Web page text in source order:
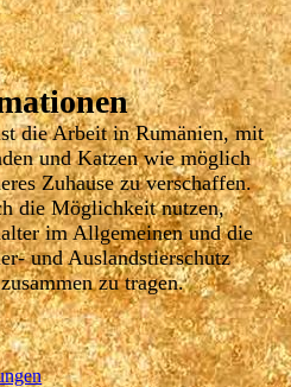
die Arbeit in Rumänien, mit
und Katzen wie möglich
Zuhause zu verschaffen.
die Möglichkeit nutzen,
im Allgemeinen und die
und Auslandstierschutz
zu tragen.